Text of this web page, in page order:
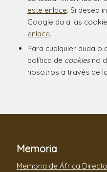
este enlace. Si desea
Google da a las
enlace.
Para cualquier duda o
política de cookiesno
nosotros a través de
Memoria
Memoria de África Directo